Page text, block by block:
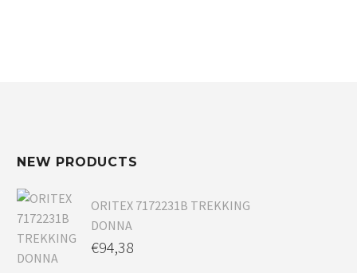
NEW PRODUCTS
ORITEX 7172231B TREKKING
DONNA
€94,38